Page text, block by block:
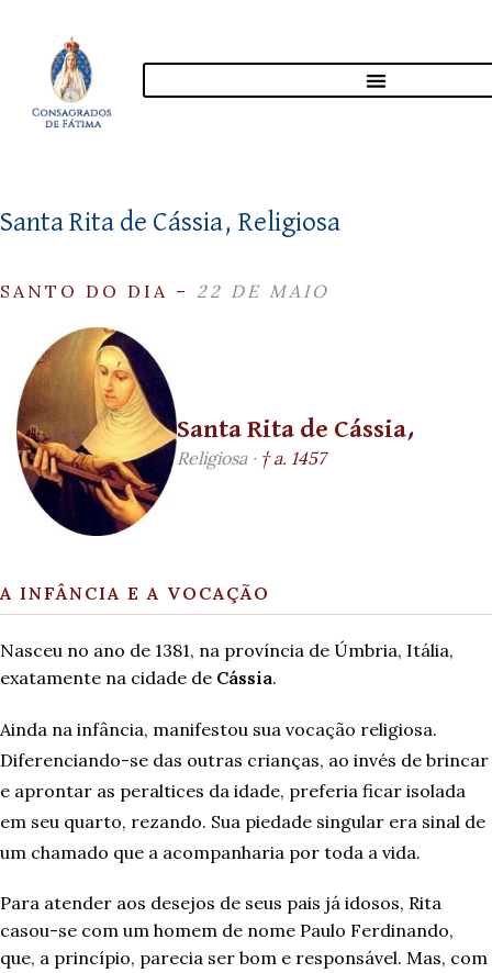
Santa Rita de Cássia, Religiosa
SANTO DO DIA – 22 DE MAIO
Santa Rita de Cássia,
Religiosa · † a. 1457
A INFÂNCIA E A VOCAÇÃO
Nasceu no ano de 1381, na província de Úmbria, Itália,
exatamente na cidade de Cássia.
Ainda na infância, manifestou sua vocação religiosa.
Diferenciando-se das outras crianças, ao invés de brincar
e aprontar as peraltices da idade, preferia ficar isolada
em seu quarto, rezando. Sua piedade singular era sinal de
um chamado que a acompanharia por toda a vida.
Para atender aos desejos de seus pais já idosos, Rita
casou-se com um homem de nome Paulo Ferdinando,
que, a princípio, parecia ser bom e responsável. Mas, com